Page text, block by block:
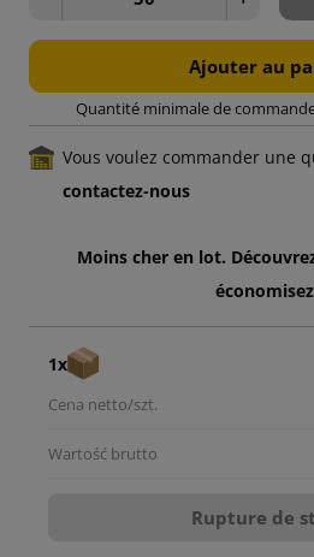
Ajouter au
Quantité minimale de
Vous voulez commander une
contactez-nous
Moins cher en lot.
1x
Rupture de